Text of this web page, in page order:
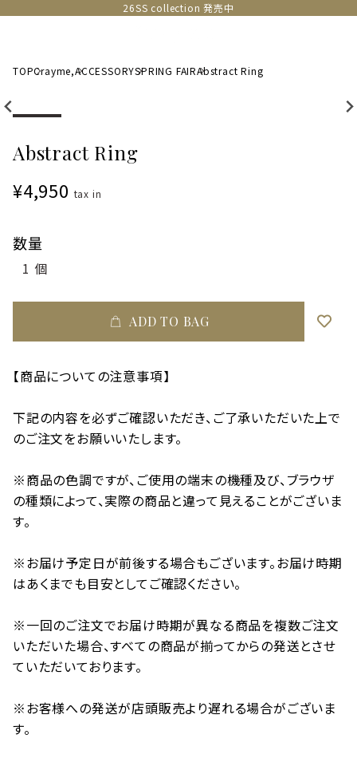
26SS collection 発売中
TOPCrayme,ACCESSORYSPRING FAIRAbstract Ring
Abstract Ring
¥4,950 tax in
数量
ADD TO BAG
【商品についての注意事項】
下記の内容を必ずご確認いただき、ご了承いただいた上で
のご注文をお願いいたします。
※商品の色調ですが、ご使用の端末の機種及び、ブラウザ
の種類によって、実際の商品と違って見えることがございま
す。
※お届け予定日が前後する場合もございます。お届け時期
はあくまでも目安としてご確認ください。
※一回のご注文でお届け時期が異なる商品を複数ご注文
いただいた場合、すべての商品が揃ってからの発送とさせ
ていただいております。
※お客様への発送が店頭販売より遅れる場合がございま
す。